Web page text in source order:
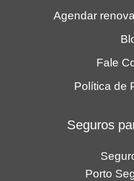
Agendar
Fale
Política de
Seguros
Porto